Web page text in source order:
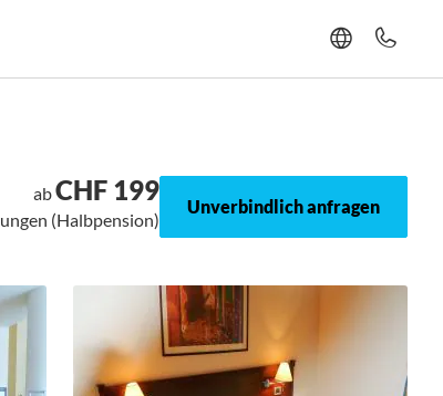
abCHF 199
(Halbpension)
Unverbindlich anfragen